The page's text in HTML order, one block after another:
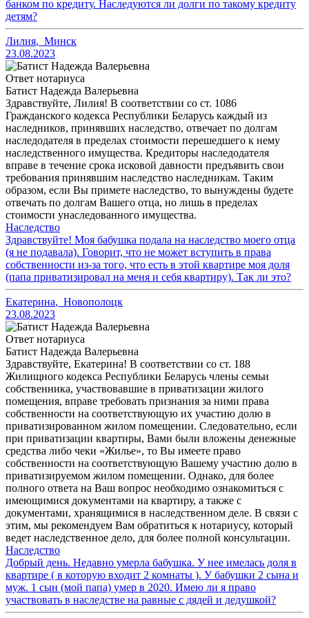
банком по кредиту. Наследуются ли долги по такому кредиту
детям?
Лилия, Минск
23.08.2023
Ответ нотариуса
Батист Надежда Валерьевна
Здравствуйте, Лилия! В соответствии со ст. 1086
Гражданского кодекса Республики Беларусь каждый из
наследников, принявших наследство, отвечает по долгам
наследодателя в пределах стоимости перешедшего к нему
наследственного имущества. Кредиторы наследодателя
вправе в течение срока исковой давности предъявить свои
требования принявшим наследство наследникам. Таким
образом, если Вы примете наследство, то вынуждены будете
отвечать по долгам Вашего отца, но лишь в пределах
стоимости унаследованного имущества.
Наследство
Здравствуйте! Моя бабушка подала на наследство моего отца
(я не подавала). Говорит, что не может вступить в права
собственности из-за того, что есть в этой квартире моя доля
(папа приватизировал на меня и себя квартиру). Так ли это?
Екатерина, Новополоцк
23.08.2023
Ответ нотариуса
Батист Надежда Валерьевна
Здравствуйте, Екатерина! В соответствии со ст. 188
Жилищного кодекса Республики Беларусь члены семьи
собственника, участвовавшие в приватизации жилого
помещения, вправе требовать признания за ними права
собственности на соответствующую их участию долю в
приватизированном жилом помещении. Следовательно, если
при приватизации квартиры, Вами были вложены денежные
средства либо чеки «Жилье», то Вы имеете право
собственности на соответствующую Вашему участию долю в
приватизируемом жилом помещении. Однако, для более
полного ответа на Ваш вопрос необходимо ознакомиться с
имеющимися документами на квартиру, а также с
документами, хранящимися в наследственном деле. В связи с
этим, мы рекомендуем Вам обратиться к нотариусу, который
ведет наследственное дело, для более полной консультации.
Наследство
Добрый день. Недавно умерла бабушка. У нее имелась доля в
квартире ( в которую входит 2 комнаты ). У бабушки 2 сына и
муж. 1 сын (мой папа) умер в 2020. Имею ли я право
участвовать в наследстве на равные с дядей и дедушкой?